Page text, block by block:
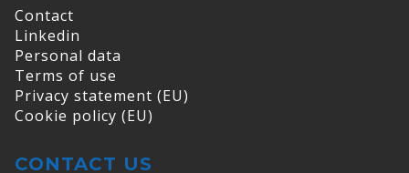
Contact
Linkedin
Personal data
Terms of use
Privacy statement (EU)
Cookie policy (EU)
CONTACT US